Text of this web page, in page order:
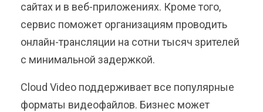
сайтах и в веб-приложениях. Кроме того,
сервис поможет организациям проводить
онлайн-трансляции на сотни тысяч зрителей
с минимальной задержкой.
Cloud Video поддерживает все популярные
форматы видеофайлов. Бизнес может